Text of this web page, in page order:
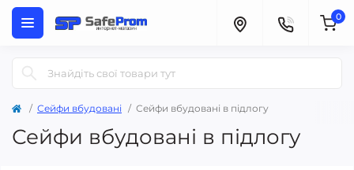
0
Сейфи вбудовані Сейфи вбудовані в підлогу
Сейфи вбудовані в підлогу